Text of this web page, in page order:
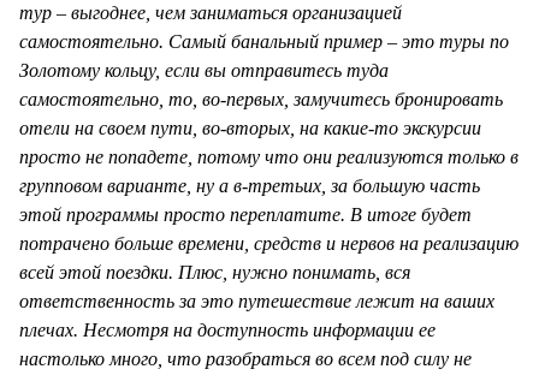
тур – выгоднее, чем заниматься организацией
самостоятельно. Самый банальный пример – это туры по
Золотому кольцу, если вы отправитесь туда
самостоятельно, то, во-первых, замучитесь бронировать
отели на своем пути, во-вторых, на какие-то экскурсии
просто не попадете, потому что они реализуются только в
групповом варианте, ну а в-третьих, за большую часть
этой программы просто переплатите. В итоге будет
потрачено больше времени, средств и нервов на реализацию
всей этой поездки. Плюс, нужно понимать, вся
ответственность за это путешествие лежит на ваших
плечах. Несмотря на доступность информации ее
настолько много, что разобраться во всем под силу не